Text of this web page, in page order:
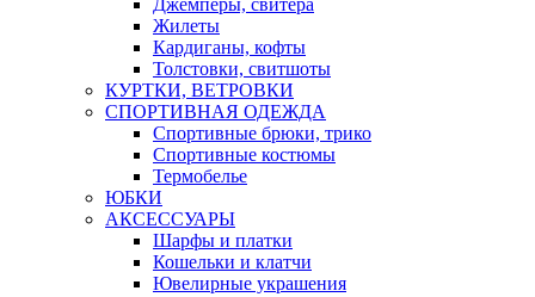
Джемперы, свитера
Жилеты
Кардиганы, кофты
Толстовки, свитшоты
КУРТКИ, ВЕТРОВКИ
СПОРТИВНАЯ ОДЕЖДА
Спортивные брюки, трико
Спортивные костюмы
Термобелье
ЮБКИ
AКСЕССУАРЫ
Шарфы и платки
Кошельки и клатчи
Ювелирные украшения